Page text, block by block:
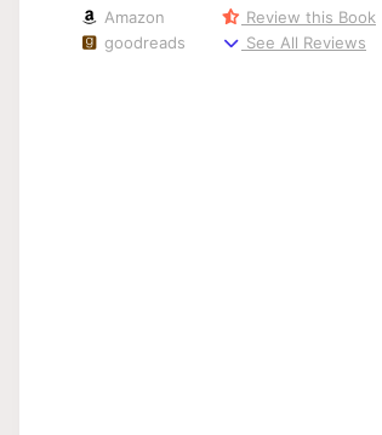
Amazon
goodreads
Review this Book
See All Reviews